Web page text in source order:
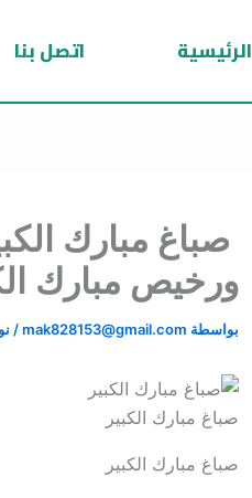
الرئيسية اتصل بنا
صباغ مبارك
ورخيص مبارك
بواسطة mak828153@gmail.com
/
صباغ مبارك الكبير
صباغ مبارك الكبير